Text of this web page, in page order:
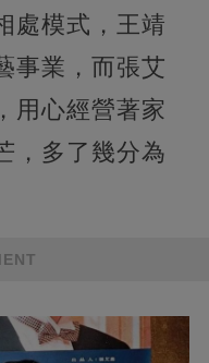
處模式，王靖
事業，而張艾
用心經營著家
，多了幾分為